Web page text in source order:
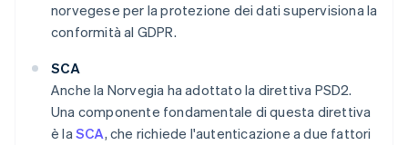
norvegese per la protezione dei dati supervisiona la
conformità al GDPR.
SCA
Anche la Norvegia ha adottato la direttiva PSD2.
Una componente fondamentale di questa direttiva
è laSCA, che richiede l'autenticazione a due fattori